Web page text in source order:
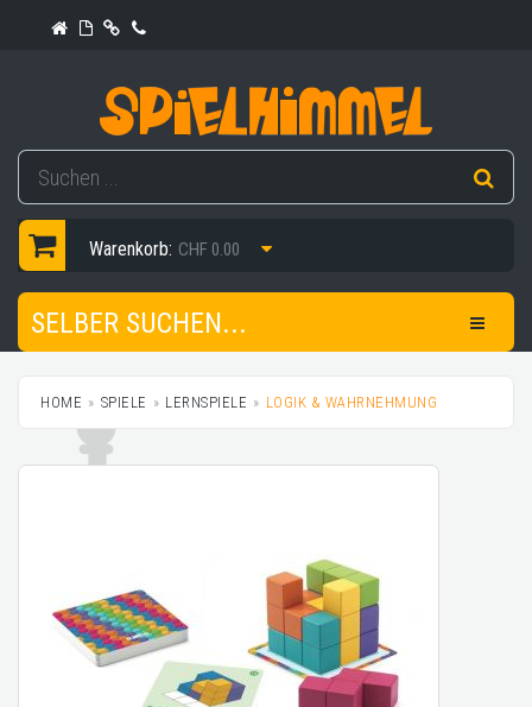
Warenkorb: CHF 0.00
SELBER SUCHEN...
HOME SPIELE LERNSPIELE LOGIK & WAHRNEHMUNG